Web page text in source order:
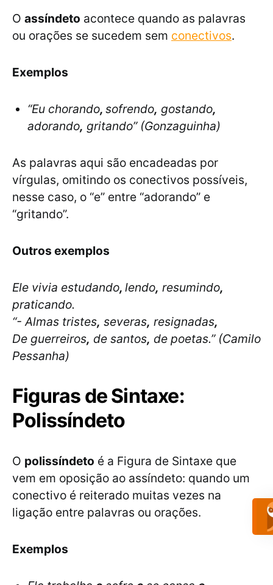
O assíndeto acontece quando as palavras
ou orações se sucedem sem conectivos.
Exemplos
“Eu chorando, sofrendo, gostando,
adorando, gritando” (Gonzaguinha)
As palavras aqui são encadeadas por
vírgulas, omitindo os conectivos possíveis,
nesse caso, o “e” entre “adorando” e
“gritando”.
Outros exemplos
Ele vivia estudando, lendo, resumindo,
praticando.
“- Almas tristes, severas, resignadas,
De guerreiros, de santos, de poetas.” (Camilo
Pessanha)
Figuras de Sintaxe:
Polissíndeto
O polissíndeto é a Figura de Sintaxe que
vem em oposição ao assíndeto: quando um
conectivo é reiterado muitas vezes na
ligação entre palavras ou orações.
Exemplos